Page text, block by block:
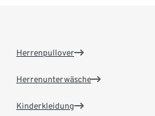
Herrenpullover
Herrenunterwäsche
Kinderkleidung